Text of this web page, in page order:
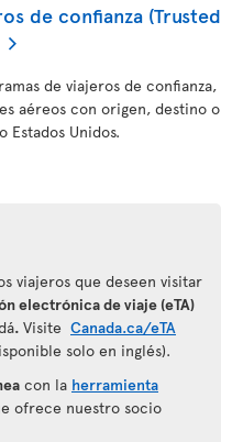
de confianza (Trusted
de viajeros de confianza,
aéreos con origen, destino o
Estados Unidos.
viajeros que deseen visitar
electrónica de viaje (eTA)
. Visite Canada.ca/eTA
solo en inglés).
con la herramienta
ofrece nuestro socio